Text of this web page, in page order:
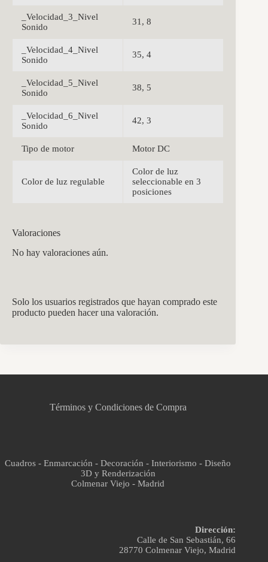
_Velocidad_3_Nivel
Sonido
31, 8
_Velocidad_4_Nivel
Sonido
35, 4
_Velocidad_5_Nivel
Sonido
38, 5
_Velocidad_6_Nivel
Sonido
42, 3
Tipo de motor Motor DC
Color de luz regulable
Color de luz
seleccionable en 3
posiciones
Valoraciones
No hay valoraciones aún.
Solo los usuarios registrados que hayan comprado este
producto pueden hacer una valoración.
Términos y Condiciones de Compra
Cuadros - Enmarcación - Decoración - Interiorismo - Diseño
3D y Renderización
Colmenar Viejo - Madrid
Dirección:
Calle de San Sebastián, 66
28770 Colmenar Viejo, Madrid
Asistente virtual · En línea